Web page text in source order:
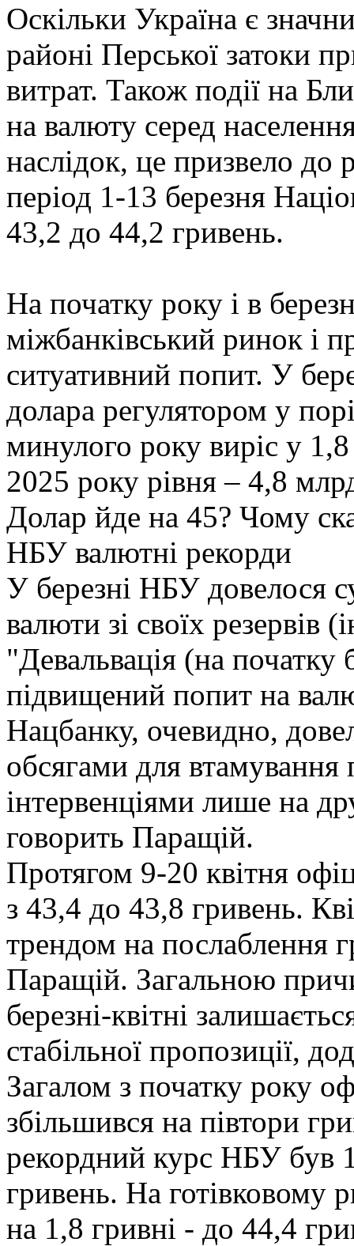
Оскільки Україна є
районі Перської затоки
витрат. Також події на
на валюту серед
наслідок, це призвело до
період 1-13 березня
43,2 до 44,2 гривень.
На початку року і в
міжбанківський ринок і
ситуативний попит. У
долара регулятором у
минулого року виріс у
2025 року рівня – 4,8
Долар йде на 45? Чому
НБУ валютні рекорди
У березні НБУ довелося
валюти зі своїх резервів
"Девальвація (на
підвищений попит на
Нацбанку, очевидно,
обсягами для втамування
інтервенціями лише на
говорить Паращій.
Протягом 9-20 квітня
з 43,4 до 43,8 гривень.
трендом на послаблення
Паращій. Загальною
березні-квітні
стабільної пропозиції,
Загалом з початку року
збільшився на півтори
рекордний курс НБУ був
гривень. На
на 1,8 гривні - до 44,4